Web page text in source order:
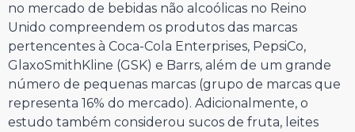
no mercado de bebidas não alcoólicas no Reino
Unido compreendem os produtos das marcas
pertencentes à Coca-Cola Enterprises, PepsiCo,
GlaxoSmithKline (GSK) e Barrs, além de um grande
número de pequenas marcas (grupo de marcas que
representa 16% do mercado). Adicionalmente, o
estudo também considerou sucos de fruta, leites